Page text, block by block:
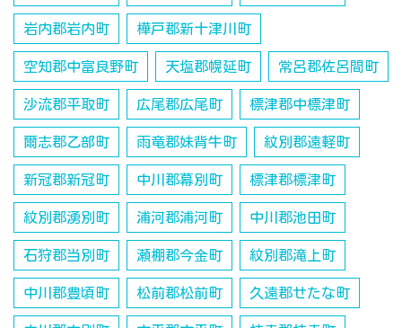
岩内郡岩内町 樺戸郡新十津川町
空知郡中富良野町 天塩郡幌延町 常呂郡佐呂間町
沙流郡平取町 広尾郡広尾町 標津郡中標津町
爾志郡乙部町 雨竜郡妹背牛町 紋別郡遠軽町
新冠郡新冠町 中川郡幕別町 標津郡標津町
紋別郡湧別町 浦河郡浦河町 中川郡池田町
石狩郡当別町 瀬棚郡今金町 紋別郡滝上町
中川郡豊頃町 松前郡松前町 久遠郡せたな町